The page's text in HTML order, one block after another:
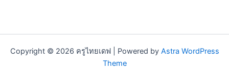
Copyright © 2026 ครูไทยเดฟ | Powered by Astra WordPress
Theme